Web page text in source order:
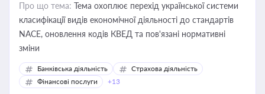
Про що тема: Тема охоплює перехід української системи
класифікації видів економічної діяльності до стандартів
NACE, оновлення кодів КВЕД та пов'язані нормативні
зміни
Банківська діяльність
Страхова діяльність
Фінансові послуги
+13